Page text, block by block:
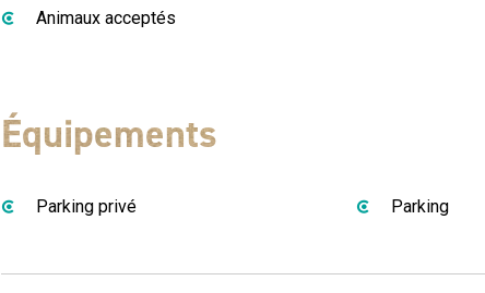
Animaux acceptés
Équipements
Parking privé Parking